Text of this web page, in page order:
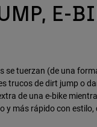
E-
se tuerzan (de una
trucos de dirt jump o
de una e-bike
y más rápido con